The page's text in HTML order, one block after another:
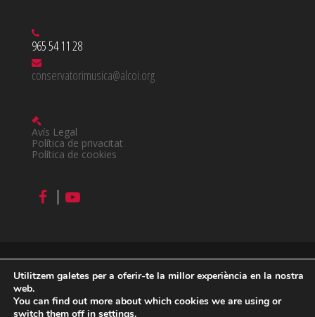
965 54 11 28
conservatorimusica@alcoi.org
Avís Legal
Política de privacitat
Política de cookies
©
2026 Conservatori Professional de Música Juan Cantó en
Alcoi
Utilitzem galetes per a oferir-te la millor experiència en la nostra
web.
You can find out more about which cookies we are using or
switch them off in settings.